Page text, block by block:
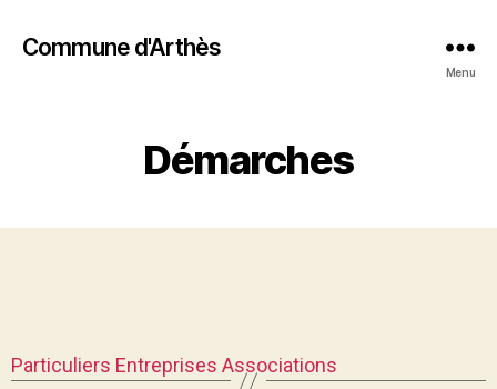
Commune d'Arthès
Menu
Démarches
Particuliers Entreprises Associations